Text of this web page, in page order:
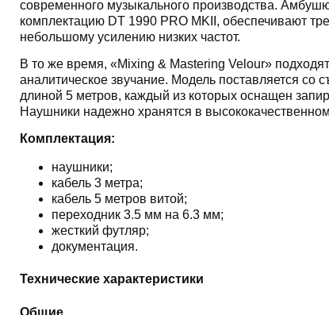
современного музыкального производства.
комплектацию DT 1990 PRO MKII, обеспечивают
небольшому усилению низких частот.
В то же время, «Mixing & Mastering Velour»
аналитическое звучание. Модель поставляется
длиной 5 метров, каждый из которых оснащен
Наушники надежно хранятся в
Комплектация:
наушники;
кабель 3 метра;
кабель 5 метров витой;
переходник 3.5 мм на 6.3 мм;
жесткий футляр;
документация.
Технические характеристики
Общие